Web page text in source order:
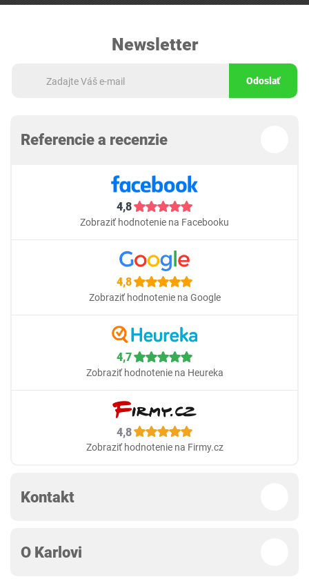
Newsletter
Odoslať
Referencie a recenzie
4,8
Zobraziť hodnotenie na Facebooku
4,8
Zobraziť hodnotenie na Google
4,7
Zobraziť hodnotenie na Heureka
4,8
Zobraziť hodnotenie na Firmy.cz
Kontakt
O Karlovi